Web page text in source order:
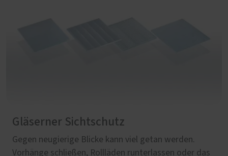
Gläserner Sichtschutz
Gegen neugierige Blicke kann viel getan werden.
Vorhänge schließen, Rollläden runterlassen oder das